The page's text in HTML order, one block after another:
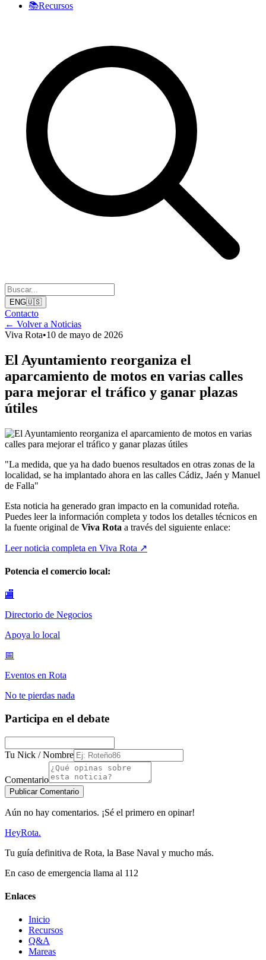
📚Recursos
ENG🇺🇸
Contacto
← Volver a Noticias
Viva Rota•10 de mayo de 2026
El Ayuntamiento reorganiza el
aparcamiento de motos en varias calles
para mejorar el tráfico y ganar plazas
útiles
"La medida, que ya ha dado buenos resultados en otras zonas de la
localidad, se ha implantado ahora en las calles Cádiz, Jaén y Manuel
de Falla"
Esta noticia ha generado gran impacto en la comunidad roteña.
Puedes leer la información completa y todos los detalles técnicos en
la fuente original de Viva Rota a través del siguiente enlace:
Leer noticia completa en Viva Rota ↗
Potencia el comercio local:
🏬
Directorio de Negocios
Apoya lo local
📅
Eventos en Rota
No te pierdas nada
Participa en el debate
Tu Nick / Nombre
Comentario
Publicar Comentario
Aún no hay comentarios. ¡Sé el primero en opinar!
HeyRota.
Tu guía definitiva de Rota, la Base Naval y mucho más.
En caso de emergencia llama al 112
Enlaces
Inicio
Recursos
Q&A
Mareas